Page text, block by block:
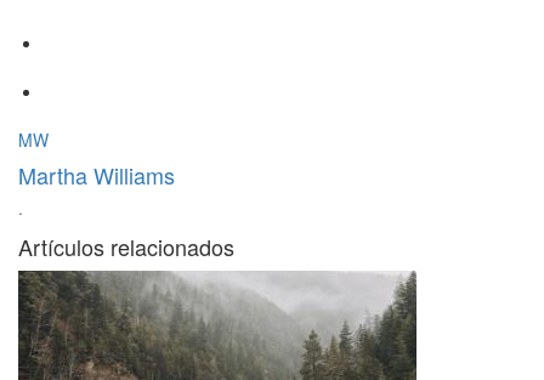
MW
Martha Williams
·
Artículos relacionados